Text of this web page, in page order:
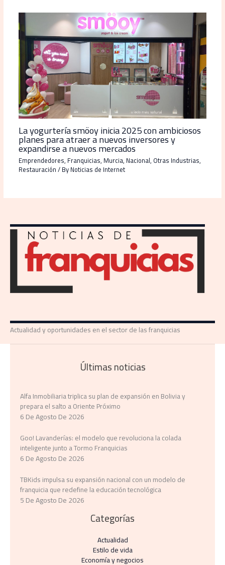
La yogurtería smöoy inicia 2025 con ambiciosos
planes para atraer a nuevos inversores y
expandirse a nuevos mercados
Emprendedores, Franquicias, Murcia, Nacional, Otras Industrias,
Restauración/ ByNoticias de Internet
Actualidad y oportunidades en el sector de las franquicias
Últimas noticias
Alfa Inmobiliaria triplica su plan de expansión en Bolivia y
prepara el salto a Oriente Próximo
6 De Agosto De 2026
Goo! Lavanderías: el modelo que revoluciona la colada
inteligente junto a Tormo Franquicias
6 De Agosto De 2026
TBKids impulsa su expansión nacional con un modelo de
franquicia que redefine la educación tecnológica
5 De Agosto De 2026
Categorías
Actualidad
Estilo de vida
Economía y negocios​